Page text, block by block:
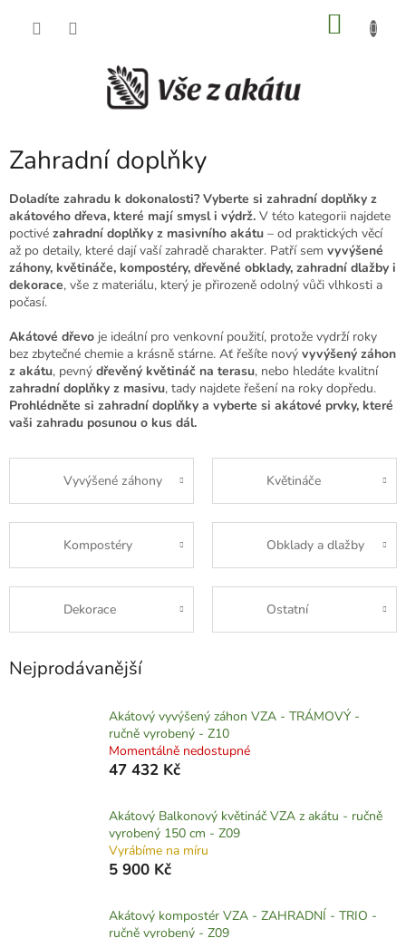
Zahradní doplňky
Doladíte zahradu k dokonalosti? Vyberte si zahradní doplňky z
akátového dřeva, které mají smysl i výdrž. V této kategorii najdete
poctivé zahradní doplňky z masivního akátu – od praktických věcí
až po detaily, které dají vaší zahradě charakter. Patří sem vyvýšené
záhony, květináče, kompostéry, dřevěné obklady, zahradní dlažby i
dekorace, vše z materiálu, který je přirozeně odolný vůči vlhkosti a
počasí.
Akátové dřevo je ideální pro venkovní použití, protože vydrží roky
bez zbytečné chemie a krásně stárne. Ať řešíte nový vyvýšený záhon
z akátu, pevný dřevěný květináč na terasu, nebo hledáte kvalitní
zahradní doplňky z masivu, tady najdete řešení na roky dopředu.
Prohlédněte si zahradní doplňky a vyberte si akátové prvky, které
vaši zahradu posunou o kus dál.
Vyvýšené záhony Květináče
Kompostéry Obklady a dlažby
Dekorace Ostatní
Nejprodávanější
Akátový vyvýšený záhon VZA - TRÁMOVÝ -
ručně vyrobený - Z10
Momentálně nedostupné
47 432 Kč
Akátový Balkonový květináč VZA z akátu - ručně
vyrobený 150 cm - Z09
Vyrábíme na míru
5 900 Kč
Akátový kompostér VZA - ZAHRADNÍ - TRIO -
ručně vyrobený - Z09